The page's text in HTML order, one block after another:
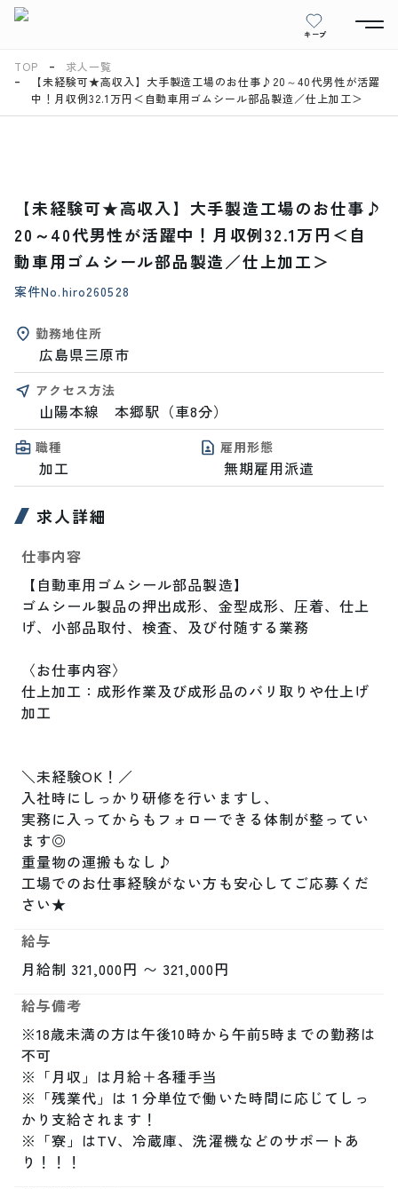
キープ
TOP
求人一覧
【未経験可★高収入】大手製造工場のお仕事♪20～40代男性が活躍
中！月収例32.1万円＜自動車用ゴムシール部品製造／仕上加工＞
【未経験可★高収入】大手製造工場のお仕事♪
20～40代男性が活躍中！月収例32.1万円＜自
動車用ゴムシール部品製造／仕上加工＞
案件No.hiro260528
勤務地住所
広島県三原市
アクセス方法
山陽本線　本郷駅（車8分）
職種
加工
雇用形態
無期雇用派遣
求人詳細
仕事内容
【自動車用ゴムシール部品製造】
ゴムシール製品の押出成形、金型成形、圧着、仕上
げ、小部品取付、検査、及び付随する業務
〈お仕事内容〉
仕上加工：成形作業及び成形品のバリ取りや仕上げ
加工
＼未経験OK！／
入社時にしっかり研修を行いますし、
実務に入ってからもフォローできる体制が整ってい
ます◎
重量物の運搬もなし♪
工場でのお仕事経験がない方も安心してご応募くだ
さい★
給与
月給制 321,000円 〜 321,000円
給与備考
※18歳未満の方は午後10時から午前5時までの勤務は
不可
※「月収」は月給＋各種手当
※「残業代」は１分単位で働いた時間に応じてしっ
かり支給されます！
※「寮」はTV、冷蔵庫、洗濯機などのサポートあ
り！！！